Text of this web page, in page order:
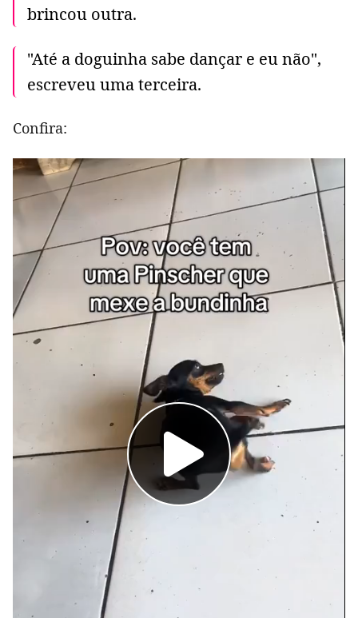
brincou outra.
"Até a doguinha sabe dançar e eu não",
escreveu uma terceira.
Confira: